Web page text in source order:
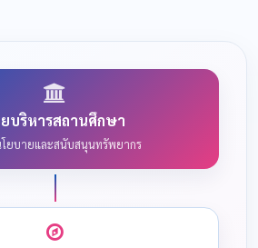
บริหารสถานศึกษา
ยบายและสนับสนุนทรัพยากร